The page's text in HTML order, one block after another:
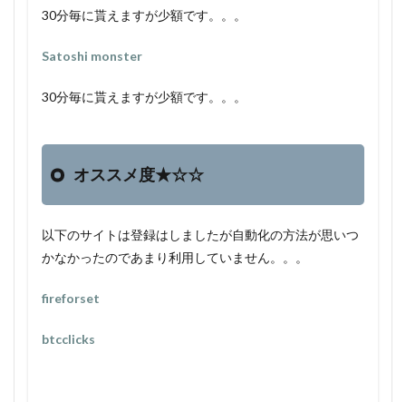
30分毎に貰えますが少額です。。。
Satoshi monster
30分毎に貰えますが少額です。。。
オススメ度★☆☆
以下のサイトは登録はしましたが自動化の方法が思いつ
かなかったのであまり利用していません。。。
fireforset
btcclicks